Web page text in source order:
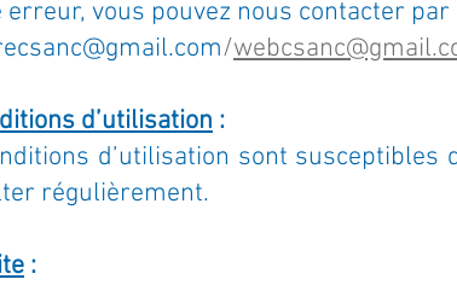
vous pouvez nous contacter par
/
d’utilisation :
d’utilisation sont susceptibles
régulièrement.
: